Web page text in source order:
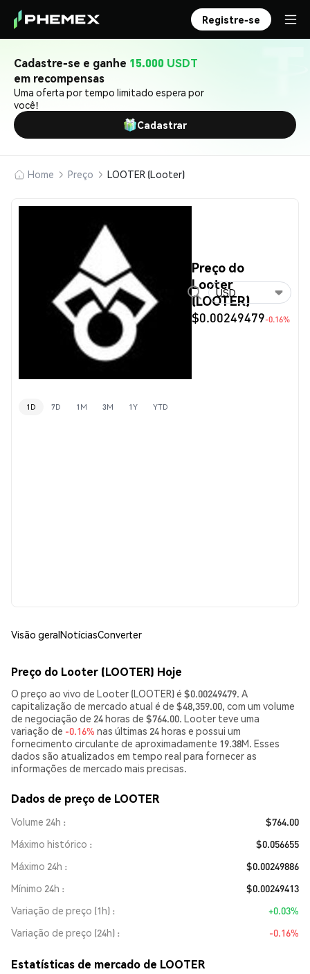
Registre-se
Cadastre-se e ganhe 15.000 USDT
em recompensas
Uma oferta por tempo limitado espera por
você!
Cadastrar
Home Preço LOOTER (Looter)
Preço do
Looter
(LOOTER)
$0.00249479-0.16%
USD
1D 7D 1M 3M 1Y YTD
Visão geralNotíciasConverter
Preço do Looter (LOOTER) Hoje
O preço ao vivo de Looter (LOOTER) é $0.00249479. A
capitalização de mercado atual é de $48,359.00, com um volume
de negociação de 24 horas de $764.00. Looter teve uma
variação de -0.16% nas últimas 24 horas e possui um
fornecimento circulante de aproximadamente 19.38M. Esses
dados são atualizados em tempo real para fornecer as
informações de mercado mais precisas.
Dados de preço de LOOTER
Volume 24h
$764.00
Máximo histórico
$0.056655
Máximo 24h
$0.00249886
Mínimo 24h
$0.00249413
Variação de preço (1h)
+0.03%
Variação de preço (24h)
-0.16%
Estatísticas de mercado de LOOTER